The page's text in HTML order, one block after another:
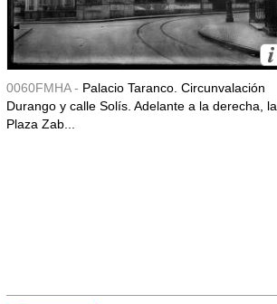
0060FMHA - Palacio Taranco. Circunvalación
Durango y calle Solís. Adelante a la derecha, la
Plaza Zab...